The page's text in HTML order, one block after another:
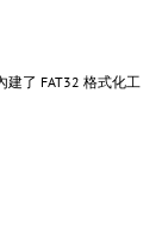
建了 FAT32 格式化工